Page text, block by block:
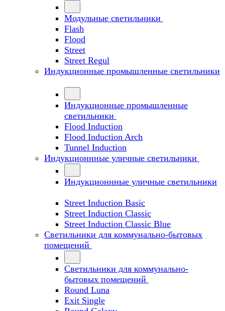
Модульные светильники
Flash
Flood
Street
Street Regul
Индукционные промышленные светильники
Индукционные промышленные
светильники
Flood Induction
Flood Induction Arch
Tunnel Induction
Индукционнные уличные светильники
Индукционнные уличные светильники
Street Induction Basic
Street Induction Classic
Street Induction Classic Blue
Светильники для коммунально-бытовых
помещений
Светильники для коммунально-
бытовых помещений
Round Luna
Exit Single